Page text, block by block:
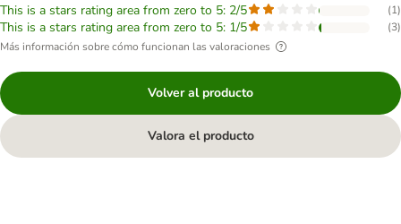
This is a stars rating area from zero to 5: 2/5 (1)
This is a stars rating area from zero to 5: 1/5 (3)
Más información sobre cómo funcionan las valoraciones
Volver al producto
Valora el producto